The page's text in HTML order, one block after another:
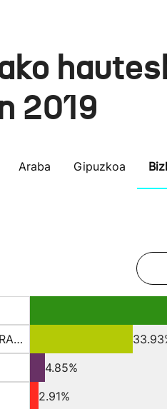
2019
Araba Gipuzkoa
EH BILDU-ORAIN ERREP
4.85%
2.91%